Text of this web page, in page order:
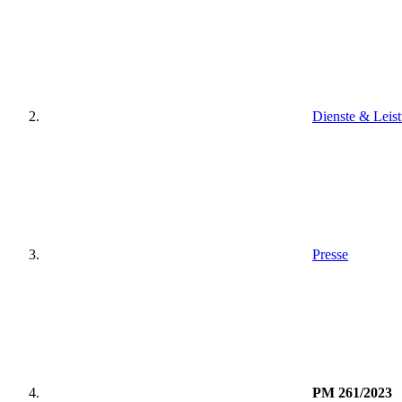
Dienste &
Presse
PM 261/2023